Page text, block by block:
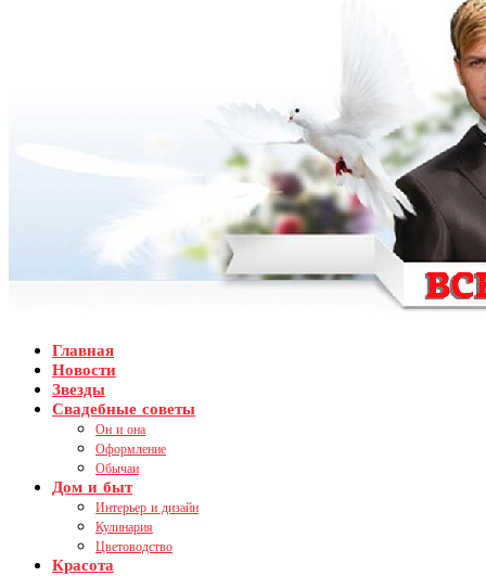
Главная
Новости
Звезды
Свадебные советы
Он и она
Оформление
Обычаи
Дом и быт
Интерьер и дизайн
Кулинария
Цветоводство
Красота